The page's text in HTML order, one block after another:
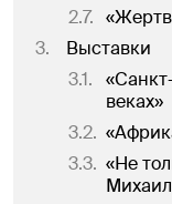
2.7.
3.
Выставки
3.1.
веках»
3.2.
3.3. «Не